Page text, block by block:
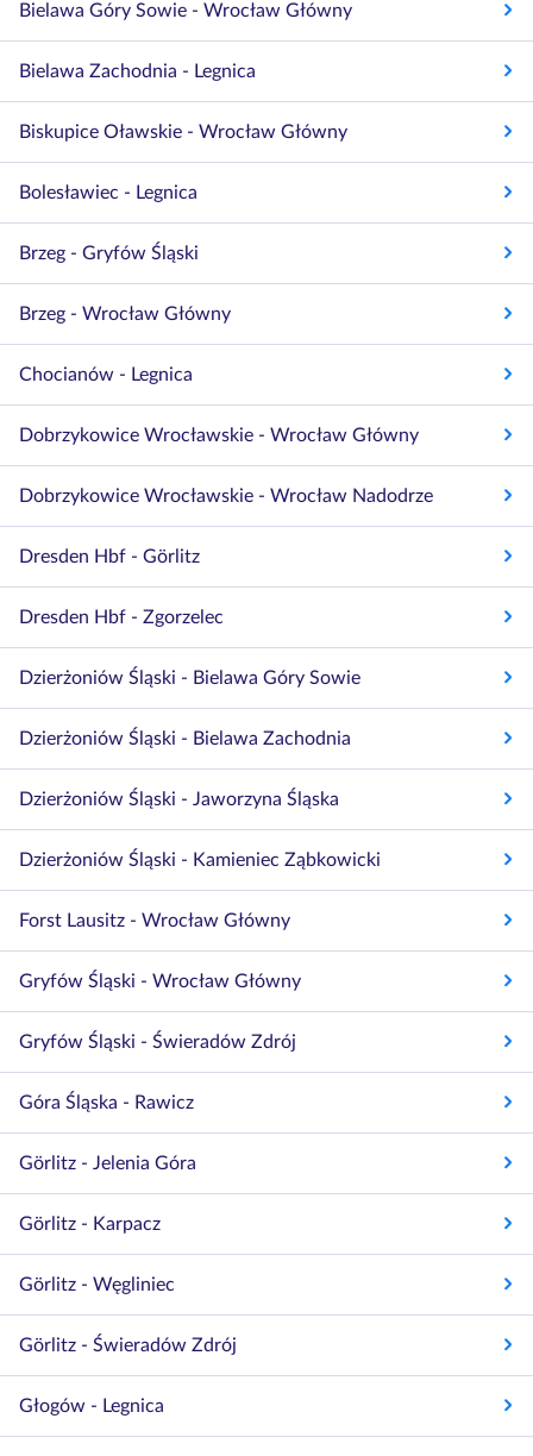
Bielawa Góry Sowie - Wrocław Główny
Bielawa Zachodnia - Legnica
Biskupice Oławskie - Wrocław Główny
Bolesławiec - Legnica
Brzeg - Gryfów Śląski
Brzeg - Wrocław Główny
Chocianów - Legnica
Dobrzykowice Wrocławskie - Wrocław Główny
Dobrzykowice Wrocławskie - Wrocław Nadodrze
Dresden Hbf - Görlitz
Dresden Hbf - Zgorzelec
Dzierżoniów Śląski - Bielawa Góry Sowie
Dzierżoniów Śląski - Bielawa Zachodnia
Dzierżoniów Śląski - Jaworzyna Śląska
Dzierżoniów Śląski - Kamieniec Ząbkowicki
Forst Lausitz - Wrocław Główny
Gryfów Śląski - Wrocław Główny
Gryfów Śląski - Świeradów Zdrój
Góra Śląska - Rawicz
Görlitz - Jelenia Góra
Görlitz - Karpacz
Görlitz - Węgliniec
Görlitz - Świeradów Zdrój
Głogów - Legnica